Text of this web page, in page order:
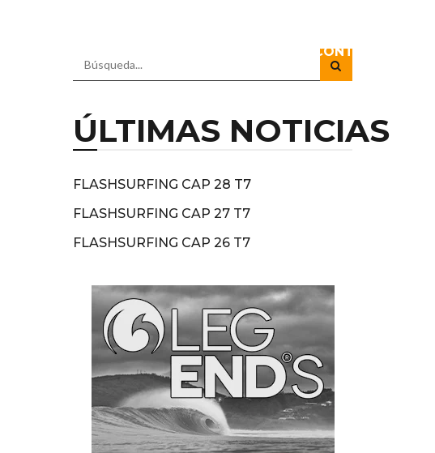
CONTACTO
ÚLTIMAS NOTICIAS
FLASHSURFING CAP 28 T7
FLASHSURFING CAP 27 T7
FLASHSURFING CAP 26 T7